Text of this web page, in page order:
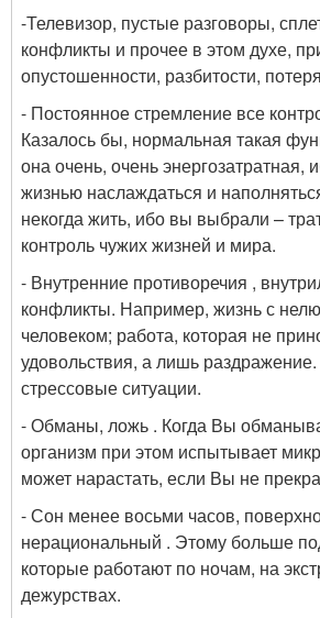
-Телевизор, пустые разговоры,
конфликты и прочее в этом духе,
опустошенности, разбитости,
- Постоянное стремление все
Казалось бы, нормальная такая
она очень, очень энергозатратная,
жизнью наслаждаться и
некогда жить, ибо вы выбрали –
контроль чужих жизней и мира.
- Внутренние противоречия ,
конфликты. Например, жизнь с
человеком; работа, которая не
удовольствия, а лишь
стрессовые ситуации.
- Обманы, ложь . Когда Вы
организм при этом испытывает
может нарастать, если Вы не
- Сон менее восьми часов,
нерациональный . Этому больше
которые работают по ночам, на
дежурствах.